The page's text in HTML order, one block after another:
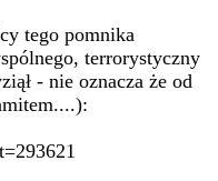
tego pomnika
terrorystyczny
- nie oznacza że od